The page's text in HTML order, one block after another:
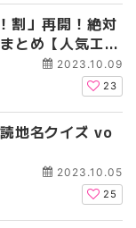
割」再開！絶対
とめ【人気エリ
2023.10.09
23
地名クイズ vo
2023.10.05
25